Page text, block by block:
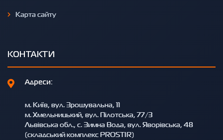
Карта сайту
КОНТАКТИ
Адреси:
м. Київ, вул. Зрошувальна, 11
м. Хмельницький, вул. Пілотська, 77/3
Львівська обл., с. Зимна Вода, вул. Яворівська, 48
(складський комплекс PROSTIR)